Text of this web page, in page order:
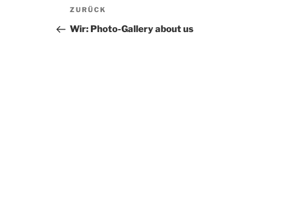
Beitragsnavigation
Vorheriger
Beitrag
ZURÜCK
Wir: Photo-Gallery about us